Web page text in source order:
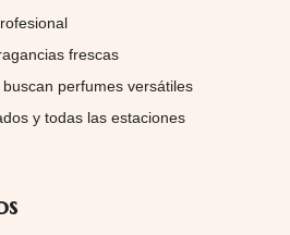
frescas
perfumes versátiles
y todas las estaciones